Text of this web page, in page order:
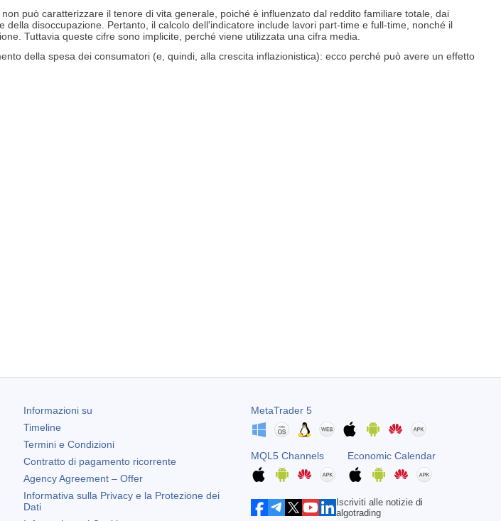
può caratterizzare il tenore di vita generale, poiché è influenzato dal reddito familiare totale, dai
disoccupazione. Pertanto, il calcolo dell'indicatore include lavori part-time e full-time, nonché il
Tuttavia queste cifre sono implicite, perché viene utilizzata una cifra media.
della spesa dei consumatori (e, quindi, alla crescita inflazionistica): ecco perché può avere un effetto
Informazioni su
Timeline
Termini e Condizioni
Contratto di pagamento ricorrente
Agency Agreement – Offer
Informativa sulla Privacy e la Protezione dei
Dati
MetaTrader 5
MQL5 Channels Economic Calendar
Iscriviti alle notizie di
algotrading